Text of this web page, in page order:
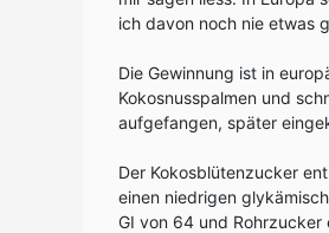
ich davon noch nie etwas
Die Gewinnung ist in
Kokosnusspalmen und
aufgefangen, später
Der Kokosblütenzucker
einen niedrigen
GI von 64 und